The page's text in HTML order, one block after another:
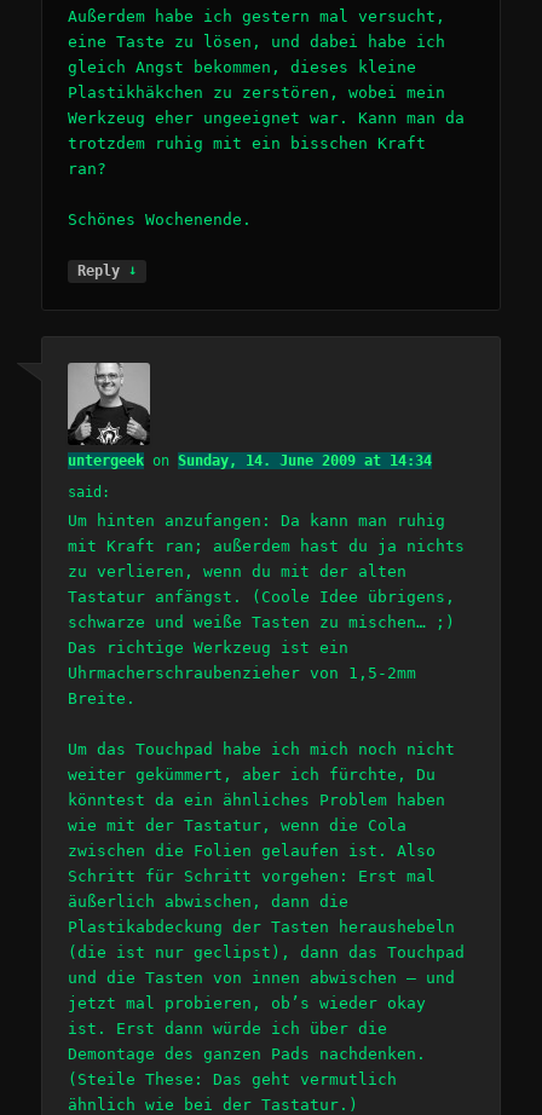
Außerdem habe ich gestern mal versucht,
eine Taste zu lösen, und dabei habe ich
gleich Angst bekommen, dieses kleine
Plastikhäkchen zu zerstören, wobei mein
Werkzeug eher ungeeignet war. Kann man da
trotzdem ruhig mit ein bisschen Kraft
ran?
Schönes Wochenende.
Reply ↓
untergeek onSunday, 14. June 2009 at 14:34
said:
Um hinten anzufangen: Da kann man ruhig
mit Kraft ran; außerdem hast du ja nichts
zu verlieren, wenn du mit der alten
Tastatur anfängst. (Coole Idee übrigens,
schwarze und weiße Tasten zu mischen… ;)
Das richtige Werkzeug ist ein
Uhrmacherschraubenzieher von 1,5-2mm
Breite.
Um das Touchpad habe ich mich noch nicht
weiter gekümmert, aber ich fürchte, Du
könntest da ein ähnliches Problem haben
wie mit der Tastatur, wenn die Cola
zwischen die Folien gelaufen ist. Also
Schritt für Schritt vorgehen: Erst mal
äußerlich abwischen, dann die
Plastikabdeckung der Tasten heraushebeln
(die ist nur geclipst), dann das Touchpad
und die Tasten von innen abwischen – und
jetzt mal probieren, ob’s wieder okay
ist. Erst dann würde ich über die
Demontage des ganzen Pads nachdenken.
(Steile These: Das geht vermutlich
ähnlich wie bei der Tastatur.)